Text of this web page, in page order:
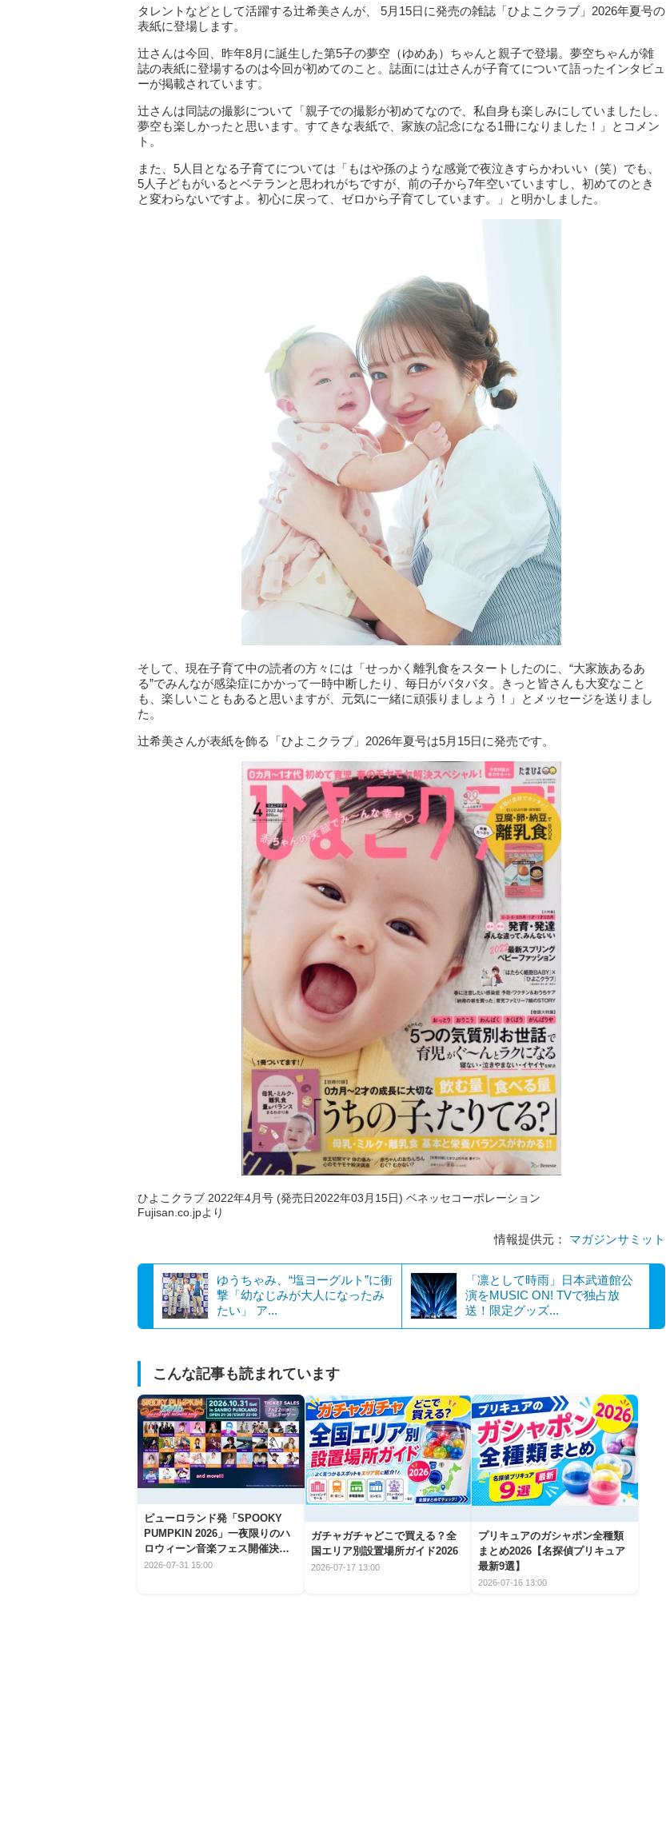
タレントなどとして活躍する辻希美さんが、 5月15日に発売の雑誌「ひよこクラブ」2026年夏号の
表紙に登場します。
辻さんは今回、昨年8月に誕生した第5子の夢空（ゆめあ）ちゃんと親子で登場。夢空ちゃんが雑
誌の表紙に登場するのは今回が初めてのこと。誌面には辻さんが子育てについて語ったインタビュ
ーが掲載されています。
辻さんは同誌の撮影について「親子での撮影が初めてなので、私自身も楽しみにしていましたし、
夢空も楽しかったと思います。すてきな表紙で、家族の記念になる1冊になりました！」とコメン
ト。
また、5人目となる子育てについては「もはや孫のような感覚で夜泣きすらかわいい（笑）でも、
5人子どもがいるとベテランと思われがちですが、前の子から7年空いていますし、初めてのとき
と変わらないですよ。初心に戻って、ゼロから子育てしています。」と明かしました。
そして、現在子育て中の読者の方々には「せっかく離乳食をスタートしたのに、“大家族あるあ
る”でみんなが感染症にかかって一時中断したり、毎日がバタバタ。きっと皆さんも大変なこと
も、楽しいこともあると思いますが、元気に一緒に頑張りましょう！」とメッセージを送りまし
た。
辻希美さんが表紙を飾る「ひよこクラブ」2026年夏号は5月15日に発売です。
ひよこクラブ 2022年4月号 (発売日2022年03月15日) ベネッセコーポレーション
Fujisan.co.jpより
情報提供元： マガジンサミット
ゆうちゃみ、“塩ヨーグルト”に衝
撃「幼なじみが大人になったみ
たい」 ア...
「凛として時雨」日本武道館公
演をMUSIC ON! TVで独占放
送！限定グッズ...
こんな記事も読まれています
ピューロランド発「SPOOKY
PUMPKIN 2026」一夜限りのハ
ロウィーン音楽フェス開催決
定！
2026-07-31 15:00
ガチャガチャどこで買える？全
国エリア別設置場所ガイド2026
2026-07-17 13:00
プリキュアのガシャポン全種類
まとめ2026【名探偵プリキュア
最新9選】
2026-07-16 13:00